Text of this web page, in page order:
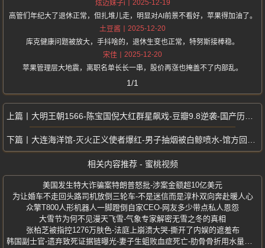
炫迈妹子i
2025-12-19
高管们年纪大了退休正常，但扎堆儿走，明显对AI前景不看好，苹果得加油了。
土豆酱
2025-12-20
库克健康问题被放大，手抖啥的，退休生变也正常，特努斯接棒稳。
宋佳
2025-12-20
苹果管理层大地震，离职名单长长一串，股价再涨也掩盖不了内部乱。
1/1
大明王朝1566-陈宝国倪大红群星飙戏-豆瓣9.8逆袭-国产历史剧天花板
大连海洋馆-灭火正义使者爆红-男子抽烟被白鲸喷水-馆方回应纯属摆拍
相关内容推荐 - 蜜桃视频
美国发生特大诈骗案特朗普怒批-涉案金额超10亿美元
为让婚车不走回头路司机放倒三轮车-不是迷信而是淳朴双向奔赴暖人心
众擎T800人形机器人一脚蹬倒自家CEO-网友多少带点私人恩怨
大雪节为何不见漫天飞雪-气象专家解密无雪之冬的真相
张柏芝被指控1276万肤色-法庭上崩溃大哭-撕开了内娱的遮羞布